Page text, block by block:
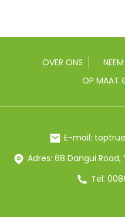
OVER ONS
OP MAAT
E-mail:
Adres: 68 Dangui
Tel: